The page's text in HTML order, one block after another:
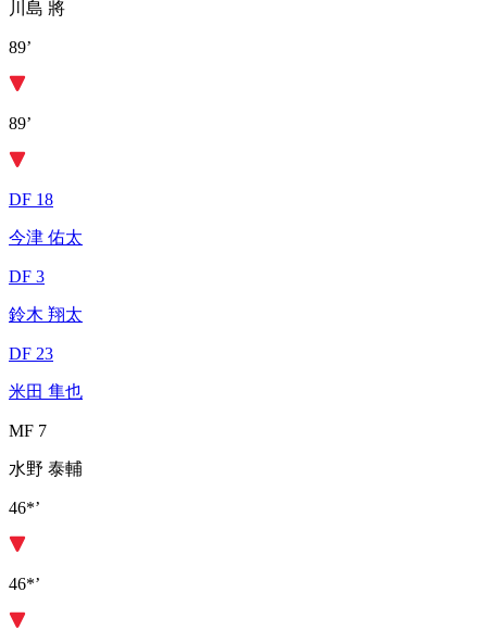
川島 將
89’
89’
DF 18
今津 佑太
DF 3
鈴木 翔太
DF 23
米田 隼也
MF 7
水野 泰輔
46*’
46*’